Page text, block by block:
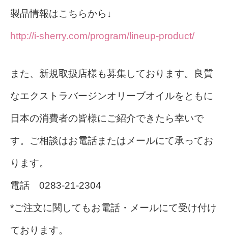
製品情報はこちらから↓
http://i-sherry.com/program/lineup-product/
また、新規取扱店様も募集しております。良質
なエクストラバージンオリーブオイルをともに
日本の消費者の皆様にご紹介できたら幸いで
す。ご相談はお電話またはメールにて承ってお
ります。
電話 0283-21-2304
*ご注文に関してもお電話・メールにて受け付け
ております。